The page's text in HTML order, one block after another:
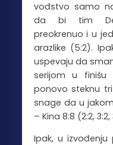
vođstvo samo
da bi tim
preokrenuo i u
arazlike (5:2).
uspevaju da
serijom u finišu
ponovo steknu
snage da u
– Kina 8:8 (2:2, 3:2,
Ipak, u